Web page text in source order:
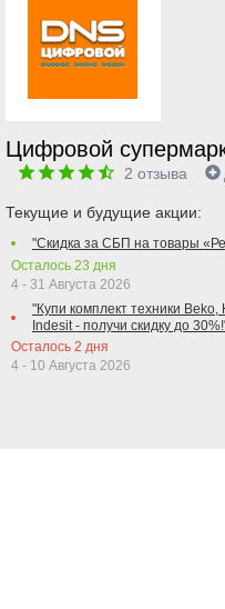
Цифровой
2 отзыва
Текущие и будущие акции:
"Скидка за СБП на товары
Осталось 23 дня
4 - 31 Августа 2026
"Купи комплект техники Beko,
Indesit - получи скидку до
Осталось 2 дня
4 - 10 Августа 2026